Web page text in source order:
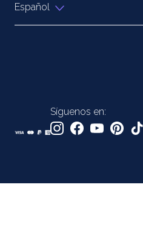
Español
Síguenos en: